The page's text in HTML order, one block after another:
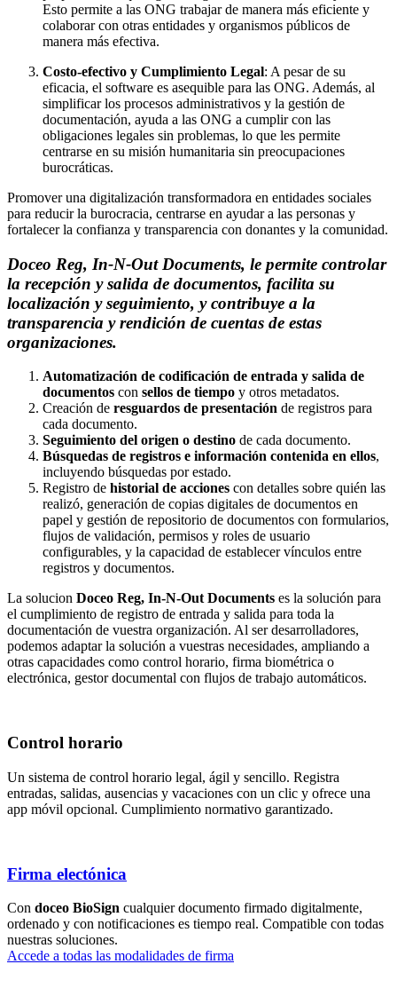
Esto permite a las ONG trabajar de manera más eficiente y
colaborar con otras entidades y organismos públicos de
manera más efectiva.
Costo-efectivo y Cumplimiento Legal: A pesar de su
eficacia, el software es asequible para las ONG. Además, al
simplificar los procesos administrativos y la gestión de
documentación, ayuda a las ONG a cumplir con las
obligaciones legales sin problemas, lo que les permite
centrarse en su misión humanitaria sin preocupaciones
burocráticas.
Promover una digitalización transformadora en entidades sociales
para reducir la burocracia, centrarse en ayudar a las personas y
fortalecer la confianza y transparencia con donantes y la comunidad.
Doceo Reg, In-N-Out Documents, le permite controlar
la recepción y salida de documentos, facilita su
localización y seguimiento, y contribuye a la
transparencia y rendición de cuentas de estas
organizaciones.
Automatización de codificación de entrada y salida de
documentos con sellos de tiempo y otros metadatos.
Creación de resguardos de presentación de registros para
cada documento.
Seguimiento del origen o destino de cada documento.
Búsquedas de registros e información contenida en ellos,
incluyendo búsquedas por estado.
Registro de historial de acciones con detalles sobre quién las
realizó, generación de copias digitales de documentos en
papel y gestión de repositorio de documentos con formularios,
flujos de validación, permisos y roles de usuario
configurables, y la capacidad de establecer vínculos entre
registros y documentos.
La solucion Doceo Reg, In-N-Out Documents es la solución para
el cumplimiento de registro de entrada y salida para toda la
documentación de vuestra organización. Al ser desarrolladores,
podemos adaptar la solución a vuestras necesidades, ampliando a
otras capacidades como control horario, firma biométrica o
electrónica, gestor documental con flujos de trabajo automáticos.
Control horario
Un sistema de control horario legal, ágil y sencillo. Registra
entradas, salidas, ausencias y vacaciones con un clic y ofrece una
app móvil opcional. Cumplimiento normativo garantizado.
Firma electónica
Con doceo BioSign cualquier documento firmado digitalmente,
ordenado y con notificaciones es tiempo real. Compatible con todas
nuestras soluciones.
Accede a todas las modalidades de firma